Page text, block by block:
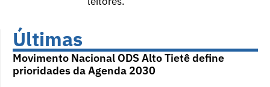
Últimas
Movimento Nacional ODS Alto Tietê define
prioridades da Agenda 2030